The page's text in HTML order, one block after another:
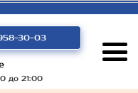
30-03
до 21:00